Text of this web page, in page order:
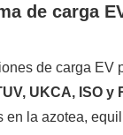
de carga
de carga EV
UKCA, ISO y
la azotea,